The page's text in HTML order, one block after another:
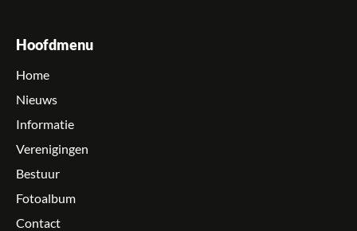
Hoofdmenu
Home
Nieuws
Informatie
Verenigingen
Bestuur
Fotoalbum
Contact